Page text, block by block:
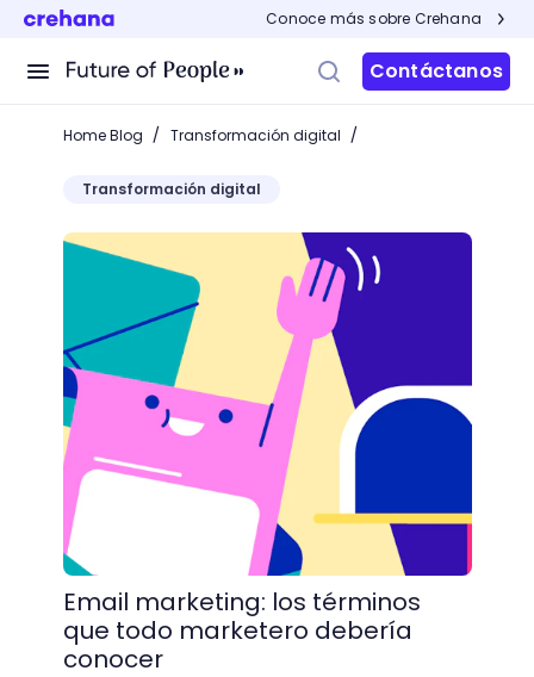
Conoce más sobre Crehana
Contáctanos
Home Blog / Transformación digital /
Transformación digital
Email marketing: los términos que todo marketero
Email marketing: los términos
que todo marketero debería
conocer